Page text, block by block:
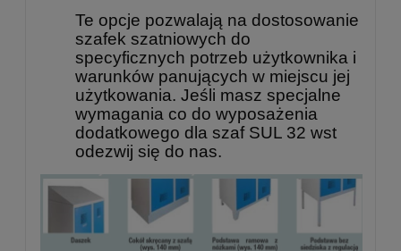
Te opcje pozwalają na dostosowanie
szafek szatniowych do
specyficznych potrzeb użytkownika i
warunków panujących w miejscu jej
użytkowania. Jeśli masz specjalne
wymagania co do wyposażenia
dodatkowego dla szaf SUL 32 wst
odezwij się do nas.